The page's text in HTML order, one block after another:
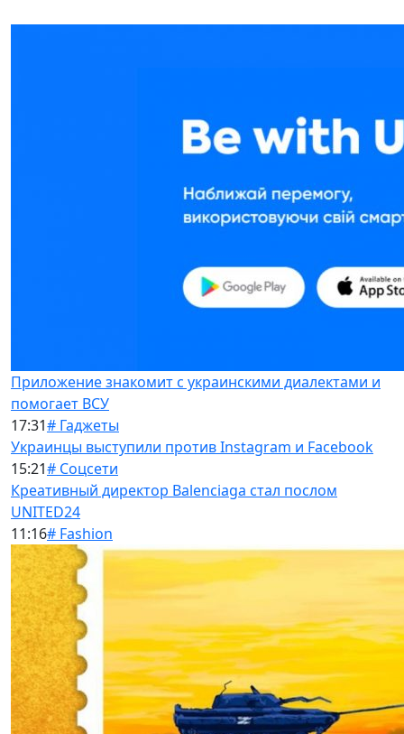
Приложение знакомит с украинскими диалектами и
помогает ВСУ
17:31# Гаджеты
Украинцы выступили против Instagram и Facebook
15:21# Соцсети
Креативный директор Balenciaga стал послом
UNITED24
11:16# Fashion